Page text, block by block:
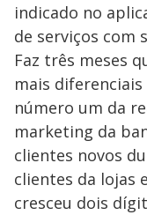
indicado no
de serviços com
Faz três meses
mais
número um da
marketing da
clientes novos
clientes da lojas
cresceu dois